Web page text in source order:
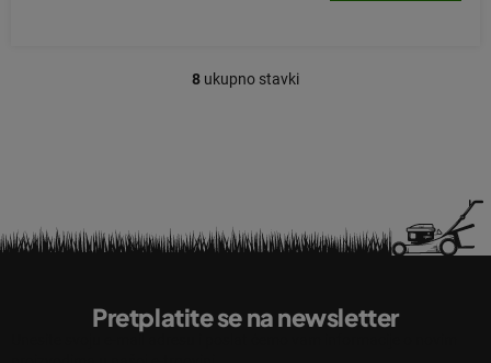
K
l
e
s
8 ukupno stavki
Pretplatite se na newsletter